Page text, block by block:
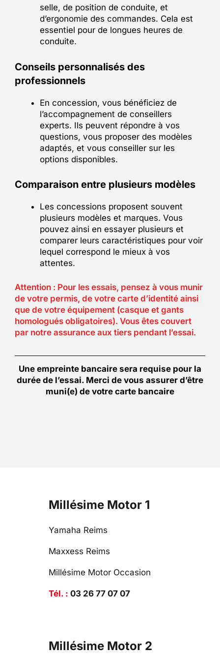
selle, de position de conduite, et
d’ergonomie des commandes. Cela est
essentiel pour de longues heures de
conduite.
Conseils personnalisés des
professionnels
En concession, vous bénéficiez de
l’accompagnement de conseillers
experts. Ils peuvent répondre à vos
questions, vous proposer des modèles
adaptés, et vous conseiller sur les
options disponibles.
Comparaison entre plusieurs modèles
Les concessions proposent souvent
plusieurs modèles et marques. Vous
pouvez ainsi en essayer plusieurs et
comparer leurs caractéristiques pour voir
lequel correspond le mieux à vos
attentes.
Attention : Pour les essais, pensez à vous munir
de votre permis, de votre carte d’identité ainsi
que de votre équipement (casque et gants
homologués obligatoires). Vous êtes couvert
par notre assurance aux tiers pendant l’essai.
Une empreinte bancaire sera requise pour la
durée de l’essai. Merci de vous assurer d’être
muni(e) de votre carte bancaire
Millésime Motor 1
Yamaha Reims
Maxxess Reims
Millésime Motor Occasion
Tél. : 03 26 77 07 07
Millésime Motor 2